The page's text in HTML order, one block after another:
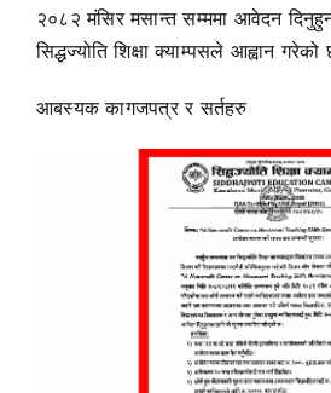
२०८२ मंसिर मसान्त सम्ममा आवेदन
सिद्धज्योति शिक्षा क्याम्पसले आह्वान गरेको
आबस्यक कागजपत्र र सर्तहरु